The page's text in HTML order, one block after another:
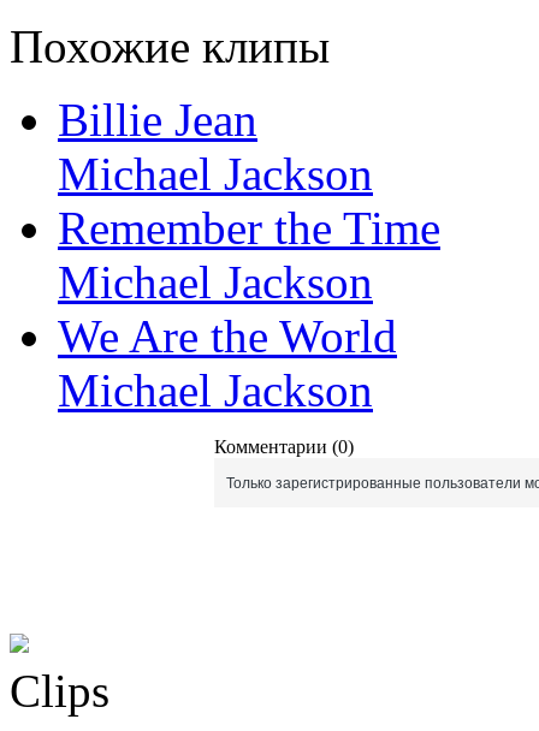
Похожие клипы
Billie Jean
Michael Jackson
Remember the Time
Michael Jackson
We Are the World
Michael Jackson
Комментарии (0)
Только зарегистрированные пользователи
Clips